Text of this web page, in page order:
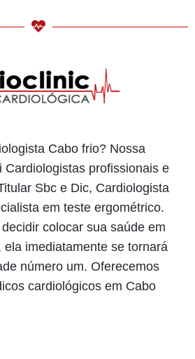
Cabo frio? Nossa
Cardiologistas profissionais e
Sbc e Dic, Cardiologista
em teste ergométrico.
colocar sua saúde em
ela imediatamente se tornará
número um. Oferecemos
cardiológicos em Cabo